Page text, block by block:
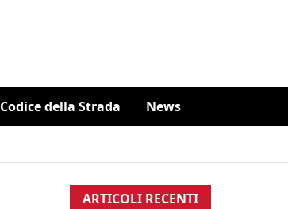
Codice della Strada News
ARTICOLI RECENTI